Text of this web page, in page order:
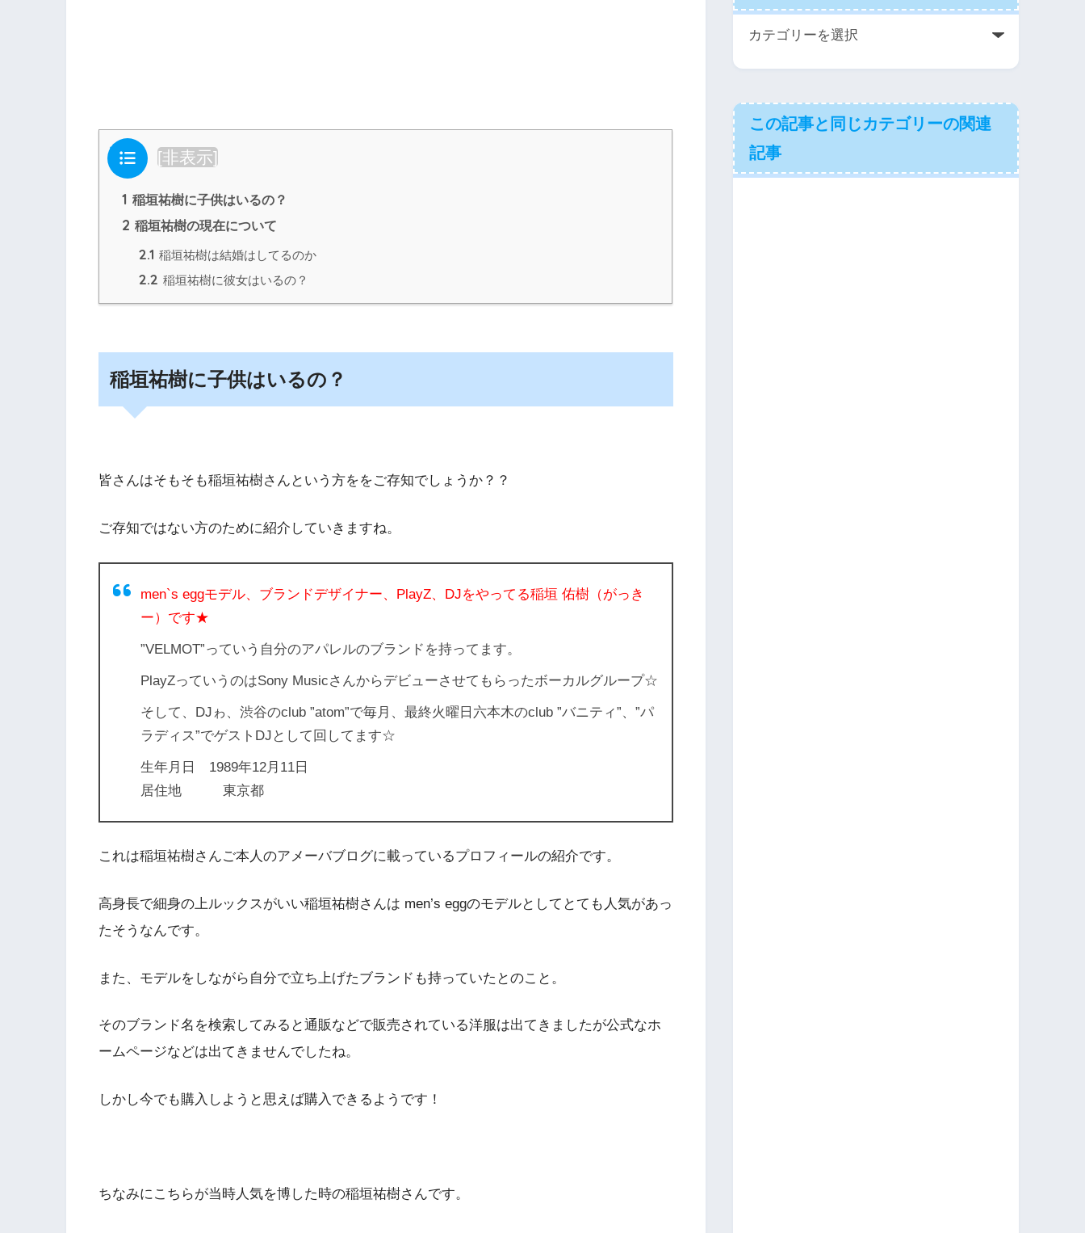
目次 [非表示]
1 稲垣祐樹に子供はいるの？
2 稲垣祐樹の現在について
2.1 稲垣祐樹は結婚はしてるのか
2.2 稲垣祐樹に彼女はいるの？
稲垣祐樹に子供はいるの？
皆さんはそもそも稲垣祐樹さんという方ををご存知でしょうか？？
ご存知ではない方のために紹介していきますね。
men`s eggモデル、ブランドデザイナー、PlayZ、DJをやってる稲垣 佑樹（がっき
ー）です★
”VELMOT”っていう自分のアパレルのブランドを持ってます。
PlayZっていうのはSony Musicさんからデビューさせてもらったボーカルグループ☆
そして、DJゎ、渋谷のclub ”atom”で毎月、最終火曜日六本木のclub ”バニティ”、”パ
ラディス”でゲストDJとして回してます☆
生年月日 1989年12月11日
居住地 東京都
これは稲垣祐樹さんご本人のアメーバブログに載っているプロフィールの紹介です。
高身長で細身の上ルックスがいい稲垣祐樹さんは men’s eggのモデルとしてとても人気があっ
たそうなんです。
また、モデルをしながら自分で立ち上げたブランドも持っていたとのこと。
そのブランド名を検索してみると通販などで販売されている洋服は出てきましたが公式なホ
ームページなどは出てきませんでしたね。
しかし今でも購入しようと思えば購入できるようです！
ちなみにこちらが当時人気を博した時の稲垣祐樹さんです。
この記事と同じカテゴリーの関連
記事